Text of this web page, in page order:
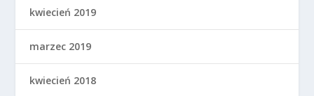
kwiecień 2019
marzec 2019
kwiecień 2018